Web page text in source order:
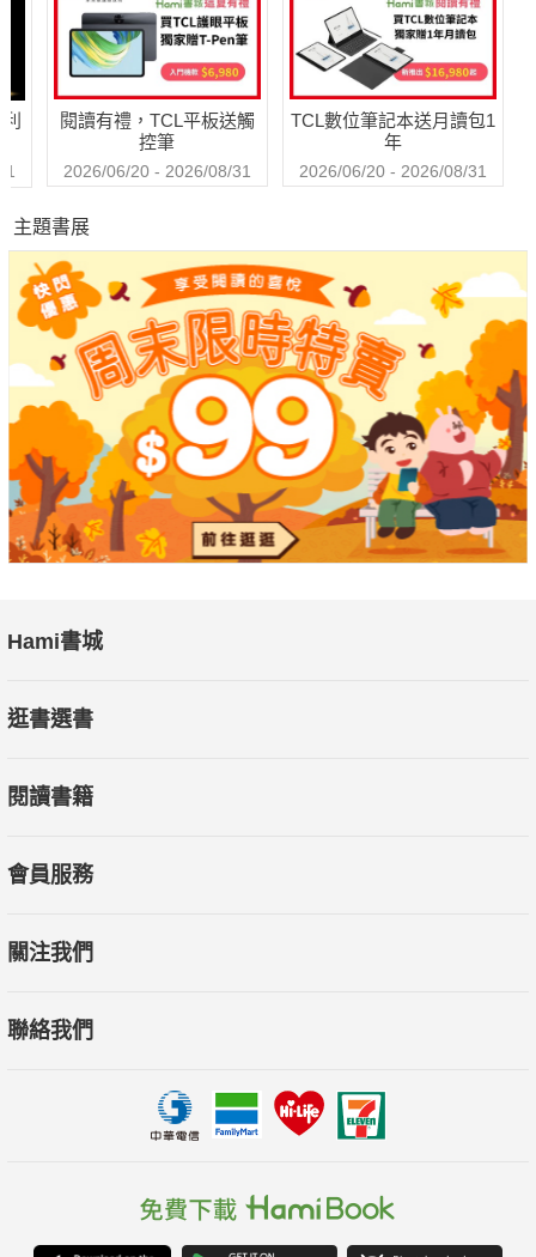
閱讀有禮，TCL平板送觸
控筆
2026/06/20 - 2026/08/31
TCL數位筆記本送月讀包1
年
2026/06/20 - 2026/08/31
主題書展
Hami書城
逛書選書
閱讀書籍
會員服務
關注我們
聯絡我們